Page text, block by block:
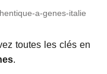
a-genes-italie
toutes les clés en
.